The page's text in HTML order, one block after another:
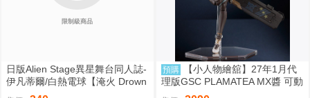
限制級商品
日版Alien Stage異星舞台同人誌-
伊凡蒂爾/白熱電球【淹火 Drown
ed Flame】
預購
【小人物繪舘】27年1月代
理版GSC PLAMATEA MX醬 可動
組裝模型